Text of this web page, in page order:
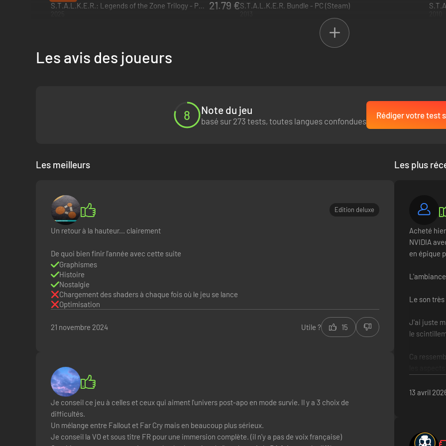
DES ENNEMIS VARIÉS ET DES CENTAINES DE COMBINAISONS D'ARMES
de combinaisons mortelles.
DES MUTANTS LÉGENDAIRES AVEC DES MODÈLES COMPORTEMENTAUX UNIQUES
Préparez-vous à rencontrer d'horribles créatures mutantes qui tenteront de vous massacrer en adoptant un modèle de
selon différents sous-types, ce qui leur donne un comportement imprévisible. Le danger le plus extrême provient de
S.T.A.L.K.E.R.: Legends of the Zone Trilogy - PC (Steam)
21.79 €S.T.A.L.K.E.R. Bundle - PC (Steam)
Les avis des joueurs
8 Note du jeu
basé sur 273 tests, toutes langues confondues
Rédiger votre test
Les meilleurs
Edition deluxe
Un retour à la hauteur... clairement
De quoi bien finir l'année avec cette suite
Graphismes
Histoire
Nostalgie
Chargement des shaders à chaque fois où le jeu se lance
Optimisation
21 novembre 2024 Utile ? 15
Je conseil ce jeu à celles et ceux qui aiment l'univers post-apo en mode survie. Il y a 3 choix de
difficultés.
Un mélange entre Fallout et Far Cry mais en beaucoup plus sérieux.
Je conseil la VO et sous titre FR pour une immersion complète. (il n'y a pas de voix française)
Les plus
Acheté
NVIDIA
en épique
Le son
J'ai juste
le
Ca
Je
13 avril